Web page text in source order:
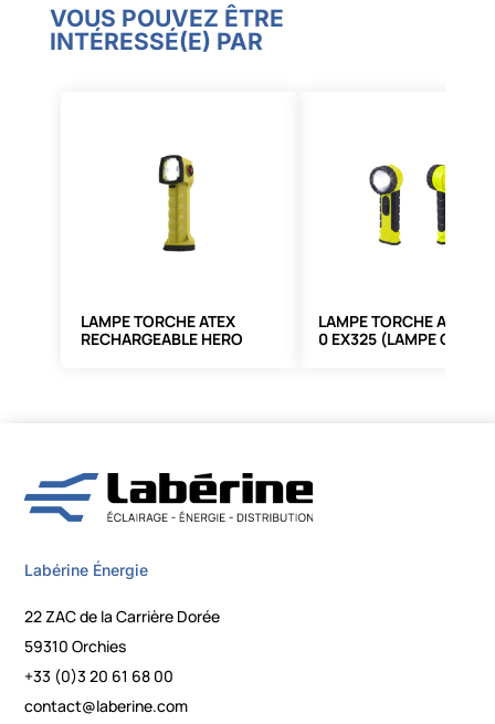
VOUS POUVEZ ÊTRE
INTÉRESSÉ(E) PAR
LAMPE TORCHE ATEX
RECHARGEABLE HERO
LAMPE TORCHE ATEX
0 EX325 (LAMPE
Labérine Énergie
22 ZAC de la Carrière Dorée
59310 Orchies
+33 (0)3 20 61 68 00
contact@laberine.com